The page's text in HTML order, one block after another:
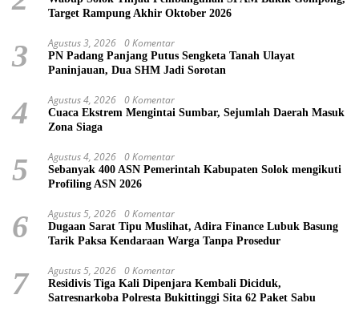
Target Rampung Akhir Oktober 2026
3 Agustus 3, 2026 0 Komentar
PN Padang Panjang Putus Sengketa Tanah Ulayat
Paninjauan, Dua SHM Jadi Sorotan
4 Agustus 4, 2026 0 Komentar
Cuaca Ekstrem Mengintai Sumbar, Sejumlah Daerah Masuk
Zona Siaga
5 Agustus 4, 2026 0 Komentar
Sebanyak 400 ASN Pemerintah Kabupaten Solok mengikuti
Profiling ASN 2026
6 Agustus 5, 2026 0 Komentar
Dugaan Sarat Tipu Muslihat, Adira Finance Lubuk Basung
Tarik Paksa Kendaraan Warga Tanpa Prosedur
7 Agustus 5, 2026 0 Komentar
Residivis Tiga Kali Dipenjara Kembali Diciduk,
Satresnarkoba Polresta Bukittinggi Sita 62 Paket Sabu